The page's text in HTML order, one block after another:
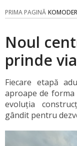
PRIMA PAGINĂ
Noul
prinde
Fiecare etapă
aproape de
evoluția
gândit pentru